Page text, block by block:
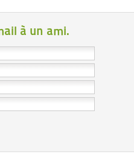
à un ami.